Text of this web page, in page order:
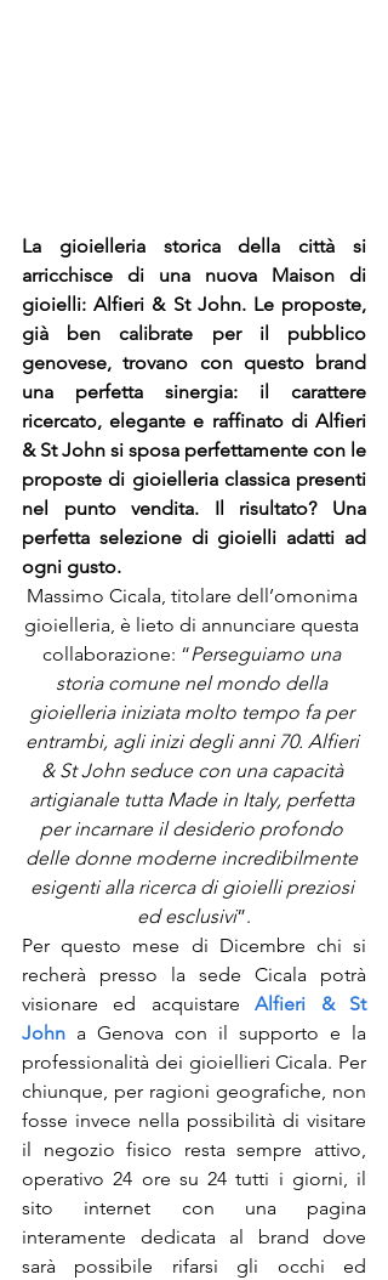
La gioielleria storica della città si
arricchisce di una nuova Maison di
gioielli: Alfieri & St John. Le proposte,
già ben calibrate per il pubblico
genovese, trovano con questo brand
una perfetta sinergia: il carattere
ricercato, elegante e raffinato di Alfieri
& St John si sposa perfettamente con le
proposte di gioielleria classica presenti
nel punto vendita. Il risultato? Una
perfetta selezione di gioielli adatti ad
ogni gusto.
Massimo Cicala, titolare dell’omonima
gioielleria, è lieto di annunciare questa
collaborazione: “Perseguiamo una
storia comune nel mondo della
gioielleria iniziata molto tempo fa per
entrambi, agli inizi degli anni 70. Alfieri
& St John seduce con una capacità
artigianale tutta Made in Italy, perfetta
per incarnare il desiderio profondo
delle donne moderne incredibilmente
esigenti alla ricerca di gioielli preziosi
ed esclusivi”.
Per questo mese di Dicembre chi si
recherà presso la sede Cicala potrà
visionare ed acquistare Alfieri & St
John a Genova con il supporto e la
professionalità dei gioiellieri Cicala. Per
chiunque, per ragioni geografiche, non
fosse invece nella possibilità di visitare
il negozio fisico resta sempre attivo,
operativo 24 ore su 24 tutti i giorni, il
sito internet con una pagina
interamente dedicata al brand dove
sarà possibile rifarsi gli occhi ed